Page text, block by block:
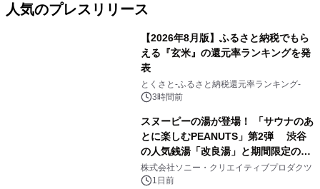
人気のプレスリリース
【2026年8月版】ふるさと納税でもら
える『玄米』の還元率ランキングを発
表
とくさと-ふるさと納税還元率ランキング-
3時間前
スヌーピーの湯が登場！ 「サウナのあ
とに楽しむPEANUTS」第2弾 渋谷
の人気銭湯「改良湯」と期間限定のコ
ラボレーション サウナイキタイコラ
ボグッズも発売決定！
株式会社ソニー・クリエイティブプロダクツ
1日前